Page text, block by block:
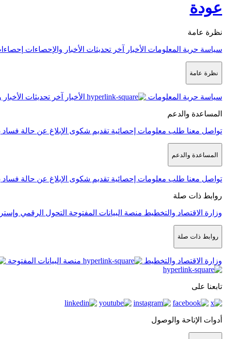
عودة
نظرة عامة
سياسة حرية المعلومات الأخبار آخر تحديثات الأخبار والإحصاءات
نظرة عامة
سياسة حرية المعلومات الأخبار آخر تحديثات
المساعدة والدعم
تواصل معنا طلب معلومات إحصائية تقديم شكوى الإبلاغ عن حالة فساد
المساعدة والدعم
تواصل معنا طلب معلومات إحصائية تقديم شكوى الإبلاغ عن حالة فساد
روابط ذات صلة
وزارة الاقتصاد والتخطيط منصة البيانات المفتوحة التحول الرقمي
روابط ذات صلة
وزارة الاقتصاد والتخطيط منصة البيانات المفتوحة
تابعنا على
أدوات الإتاحة والوصول